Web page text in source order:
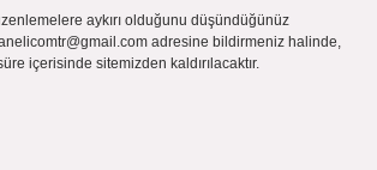
aykırı olduğunu düşündüğünüz
adresine bildirmeniz halinde,
içerisinde sitemizden kaldırılacaktır.